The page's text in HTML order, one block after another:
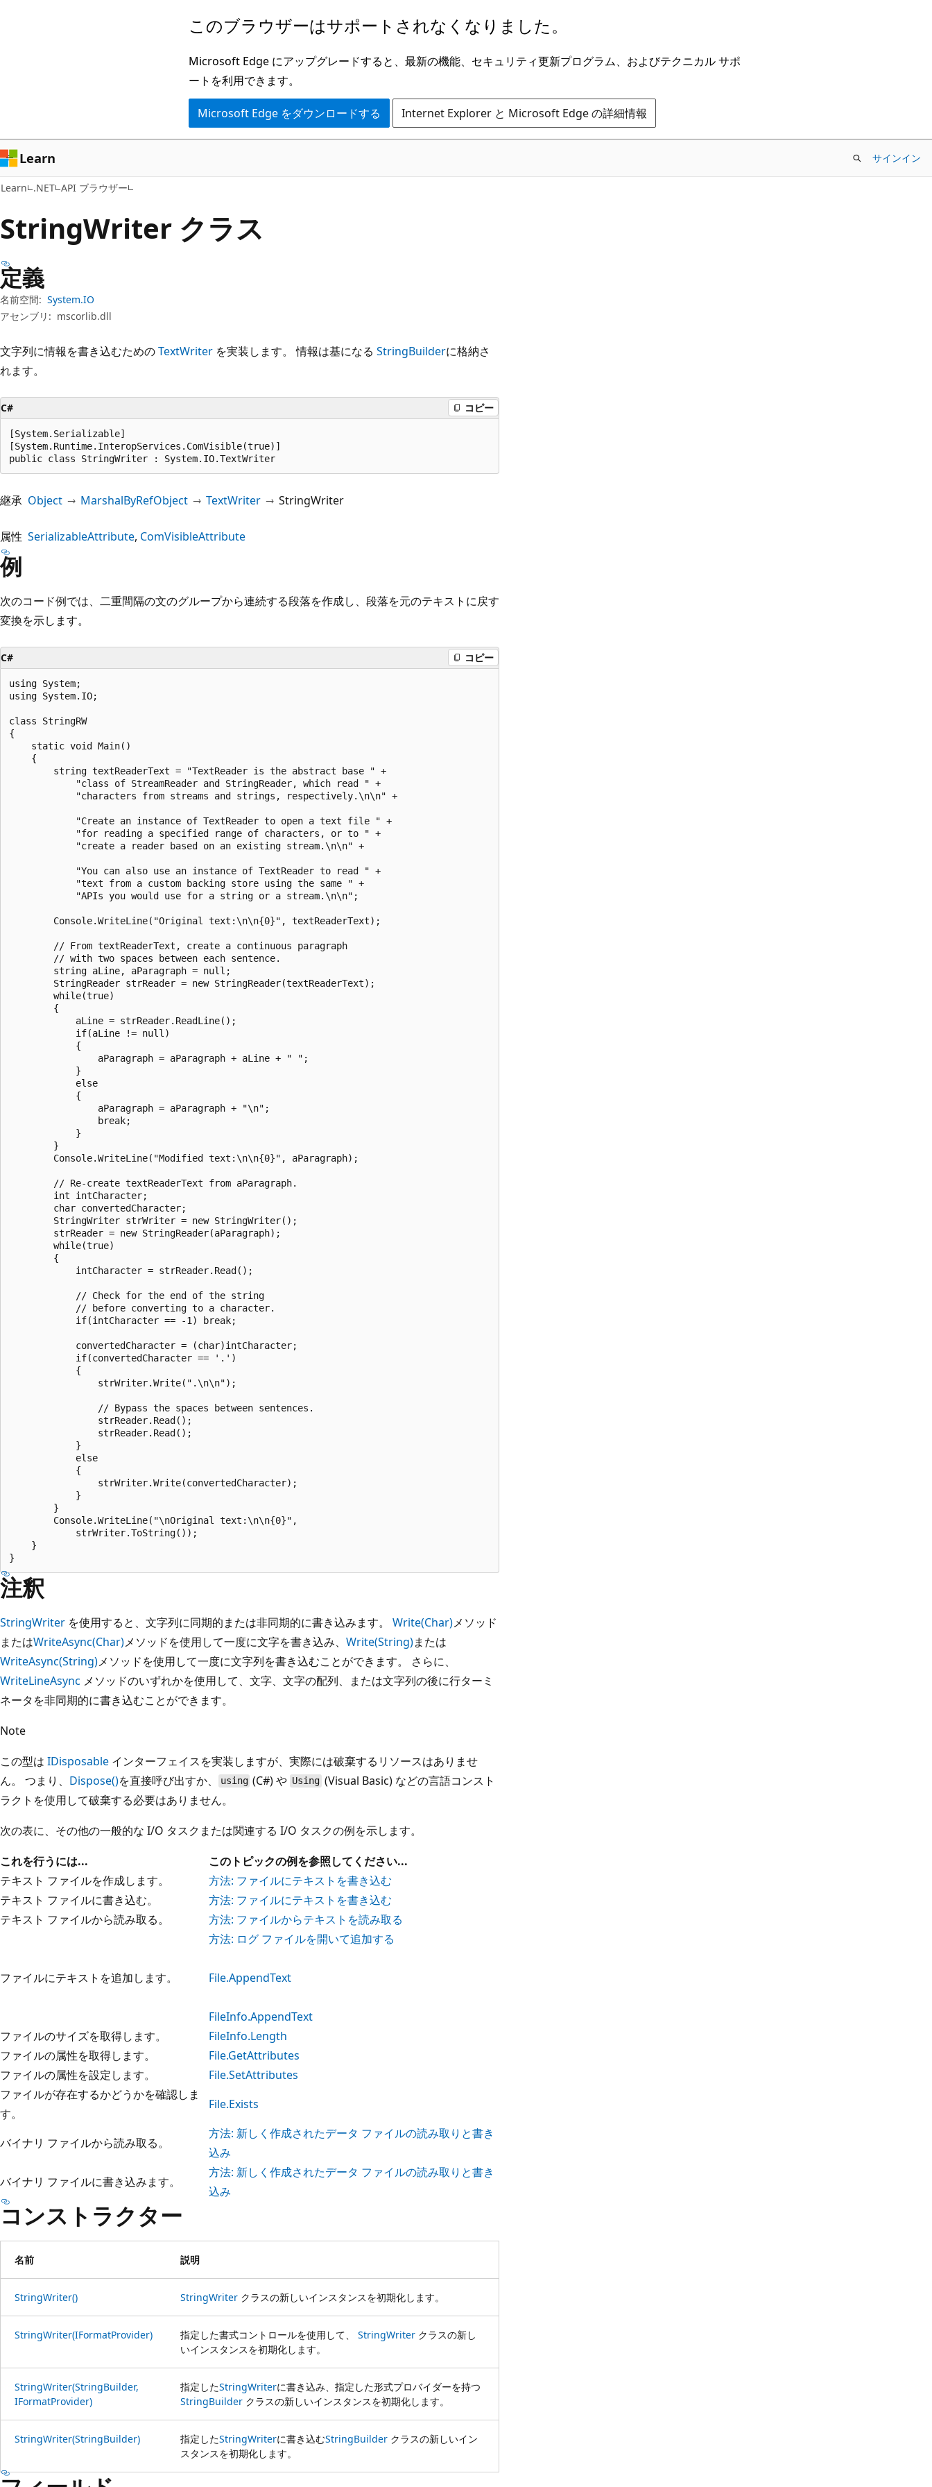
ン
ツ
に
ス
ッ
ゲ
ー
シ
ョ
に
キ
ッ
プ
このブラウザーはサポートされなくなりました。
Microsoft Edge にアップグレードすると、最新の機能、セキュリティ更新プログラム、およびテクニカル サポ
ートを利用できます。
Microsoft Edge をダウンロードする Internet Explorer と Microsoft Edge の詳細情報
Learn サインイン
Learn .NET API ブラウザー
StringWriter クラス
定義
名前空間: System.IO
アセンブリ: mscorlib.dll
文字列に情報を書き込むためのTextWriter を実装します。 情報は基になる StringBuilderに格納さ
れます。
C# コピー
[System.Serializable]
[System.Runtime.InteropServices.ComVisible(true)]
public class StringWriter : System.IO.TextWriter
継承 Object MarshalByRefObject TextWriter StringWriter
属性 SerializableAttribute ComVisibleAttribute
例
次のコード例では、二重間隔の文のグループから連続する段落を作成し、段落を元のテキストに戻す
変換を示します。
C# コピー
using System;
using System.IO;
class StringRW
{
    static void Main()
    {
        string textReaderText = "TextReader is the abstract base " +
            "class of StreamReader and StringReader, which read " +
            "characters from streams and strings, respectively.\n\n" +
            "Create an instance of TextReader to open a text file " +
            "for reading a specified range of characters, or to " +
            "create a reader based on an existing stream.\n\n" +
            "You can also use an instance of TextReader to read " +
            "text from a custom backing store using the same " +
            "APIs you would use for a string or a stream.\n\n";
        Console.WriteLine("Original text:\n\n{0}", textReaderText);
        // From textReaderText, create a continuous paragraph
        // with two spaces between each sentence.
        string aLine, aParagraph = null;
        StringReader strReader = new StringReader(textReaderText);
        while(true)
        {
            aLine = strReader.ReadLine();
            if(aLine != null)
            {
                aParagraph = aParagraph + aLine + " ";
            }
            else
            {
                aParagraph = aParagraph + "\n";
                break;
            }
        }
        Console.WriteLine("Modified text:\n\n{0}", aParagraph);
        // Re-create textReaderText from aParagraph.
        int intCharacter;
        char convertedCharacter;
        StringWriter strWriter = new StringWriter();
        strReader = new StringReader(aParagraph);
        while(true)
        {
            intCharacter = strReader.Read();
            // Check for the end of the string
            // before converting to a character.
            if(intCharacter == -1) break;
            convertedCharacter = (char)intCharacter;
            if(convertedCharacter == '.')
            {
                strWriter.Write(".\n\n");
                // Bypass the spaces between sentences.
                strReader.Read();
                strReader.Read();
            }
            else
            {
                strWriter.Write(convertedCharacter);
            }
        }
        Console.WriteLine("\nOriginal text:\n\n{0}",
            strWriter.ToString());
    }
注釈
StringWriter を使用すると、文字列に同期的または非同期的に書き込みます。 Write(Char)メソッド
またはWriteAsync(Char)メソッドを使用して一度に文字を書き込み、 Write(String)または
WriteAsync(String)メソッドを使用して一度に文字列を書き込むことができます。 さらに、
WriteLineAsync メソッドのいずれかを使用して、文字、文字の配列、または文字列の後に行ターミ
ネータを非同期的に書き込むことができます。
Note
この型は IDisposable インターフェイスを実装しますが、実際には破棄するリソースはありませ
ん。 つまり、 Dispose()を直接呼び出すか、 using (C#) や Using(Visual Basic) などの言語コンスト
ラクトを使用して破棄する必要はありません。
次の表に、その他の一般的な I/O タスクまたは関連する I/O タスクの例を示します。
これを行うには...
このトピックの例を参照してください...
テキスト ファイルを作成します。
方法: ファイルにテキストを書き込む
テキスト ファイルに書き込む。
方法: ファイルにテキストを書き込む
テキスト ファイルから読み取る。
方法: ファイルからテキストを読み取る
ファイルにテキストを追加します。
方法: ログ ファイルを開いて追加する
File.AppendText
FileInfo.AppendText
ファイルのサイズを取得します。
FileInfo.Length
ファイルの属性を取得します。
File.GetAttributes
ファイルの属性を設定します。
File.SetAttributes
ファイルが存在するかどうかを確認しま
す。
File.Exists
バイナリ ファイルから読み取る。
方法: 新しく作成されたデータ ファイルの読み取りと書き
込み
バイナリ ファイルに書き込みます。
方法: 新しく作成されたデータ ファイルの読み取りと書き
込み
コンストラクター
名前 説明
StringWriter() StringWriter クラスの新しいインスタンスを初期化します。
StringWriter(IFormatProvider) 指定した書式コントロールを使用して、 StringWriter クラスの新し
いインスタンスを初期化します。
StringWriter(StringBuilder,
IFormatProvider)
指定したStringWriterに書き込み、指定した形式プロバイダーを持つ
StringBuilder クラスの新しいインスタンスを初期化します。
StringWriter(StringBuilder) 指定したStringWriterに書き込むStringBuilder クラスの新しいイン
スタンスを初期化します。